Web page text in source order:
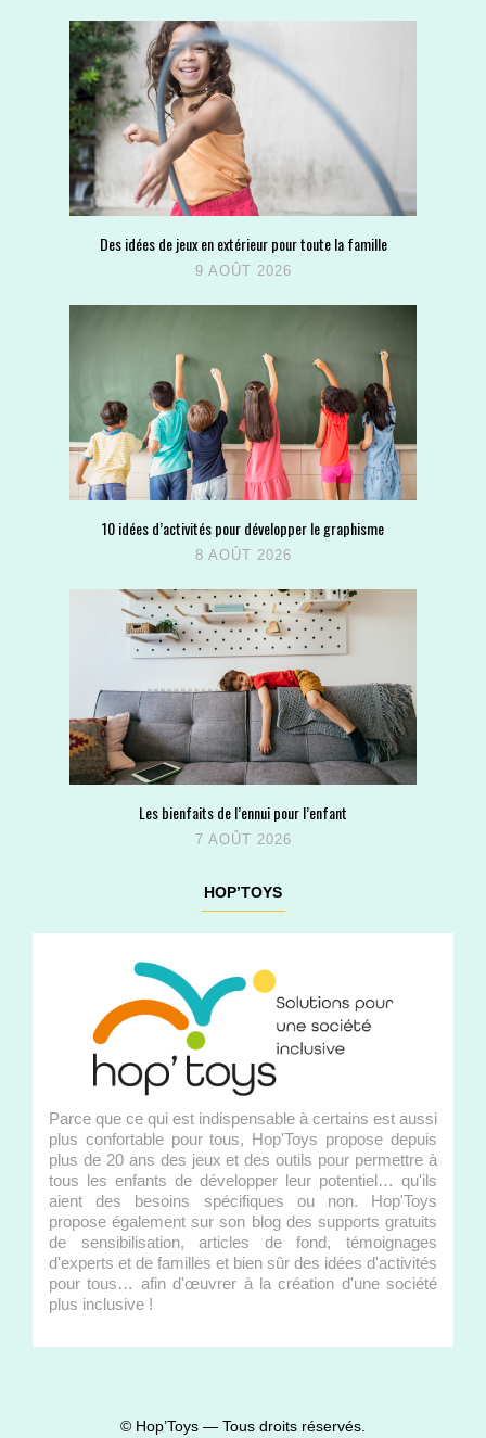
Des idées de jeux en extérieur pour toute la famille
9 AOÛT 2026
10 idées d’activités pour développer le graphisme
8 AOÛT 2026
Les bienfaits de l’ennui pour l’enfant
7 AOÛT 2026
HOP’TOYS
Parce que ce qui est indispensable à certains est aussi
plus confortable pour tous, Hop'Toys propose depuis
plus de 20 ans des jeux et des outils pour permettre à
tous les enfants de développer leur potentiel… qu'ils
aient des besoins spécifiques ou non. Hop'Toys
propose également sur son blog des supports gratuits
de sensibilisation, articles de fond, témoignages
d'experts et de familles et bien sûr des idées d'activités
pour tous… afin d'œuvrer à la création d'une société
plus inclusive !
© Hop’Toys — Tous droits réservés.